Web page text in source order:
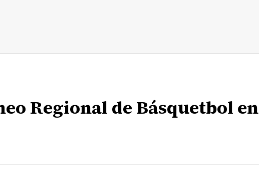
Regional de Básquetbol en